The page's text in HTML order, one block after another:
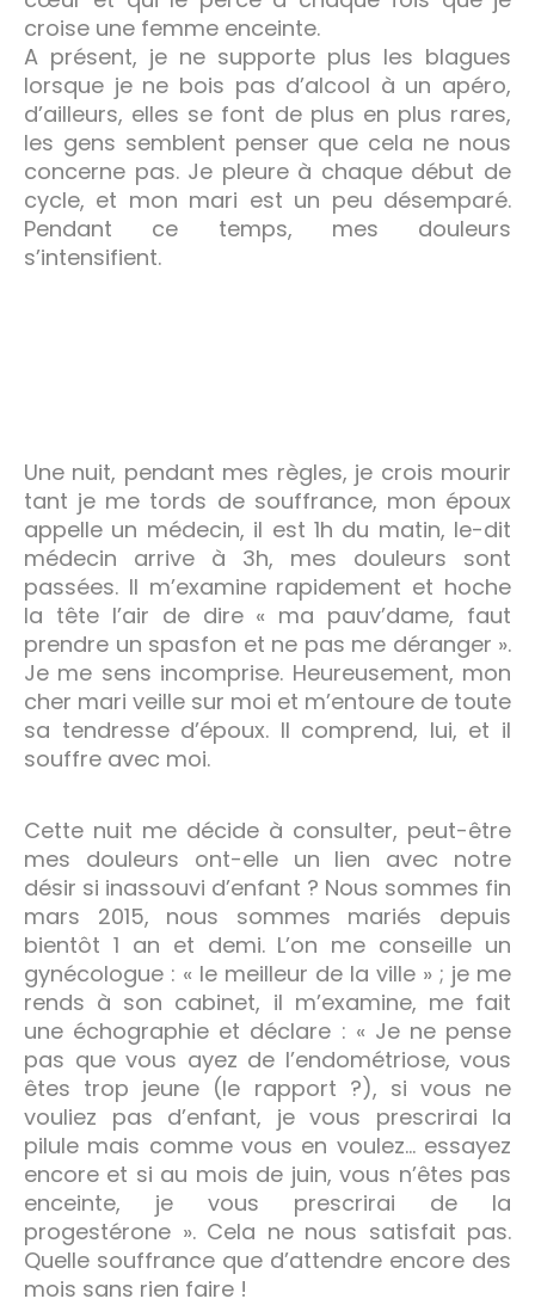
croise une femme enceinte.
A présent, je ne supporte plus les blagues
lorsque je ne bois pas d’alcool à un apéro,
d’ailleurs, elles se font de plus en plus rares,
les gens semblent penser que cela ne nous
concerne pas. Je pleure à chaque début de
cycle, et mon mari est un peu désemparé.
Pendant ce temps, mes douleurs
s’intensifient.
Une nuit, pendant mes règles, je crois mourir
tant je me tords de souffrance, mon époux
appelle un médecin, il est 1h du matin, le-dit
médecin arrive à 3h, mes douleurs sont
passées. Il m’examine rapidement et hoche
la tête l’air de dire « ma pauv’dame, faut
prendre un spasfon et ne pas me déranger ».
Je me sens incomprise. Heureusement, mon
cher mari veille sur moi et m’entoure de toute
sa tendresse d’époux. Il comprend, lui, et il
souffre avec moi.
Cette nuit me décide à consulter, peut-être
mes douleurs ont-elle un lien avec notre
désir si inassouvi d’enfant ? Nous sommes fin
mars 2015, nous sommes mariés depuis
bientôt 1 an et demi. L’on me conseille un
gynécologue : « le meilleur de la ville » ; je me
rends à son cabinet, il m’examine, me fait
une échographie et déclare : « Je ne pense
pas que vous ayez de l’endométriose, vous
êtes trop jeune (le rapport ?), si vous ne
vouliez pas d’enfant, je vous prescrirai la
pilule mais comme vous en voulez… essayez
encore et si au mois de juin, vous n’êtes pas
enceinte, je vous prescrirai de la
progestérone ». Cela ne nous satisfait pas.
Quelle souffrance que d’attendre encore des
mois sans rien faire !